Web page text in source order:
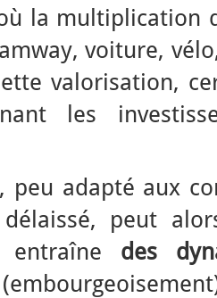
la multiplication
voiture,
valorisation,
les
peu adapté aux
peut
des